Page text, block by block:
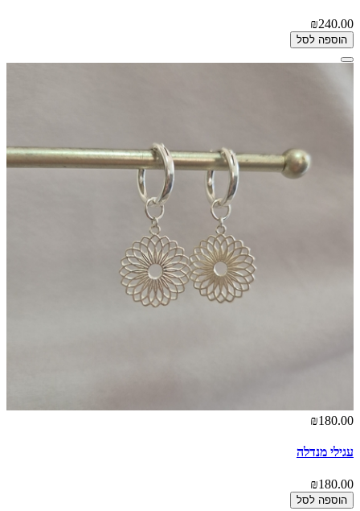
₪240.00
הוספה לסל
₪180.00
עגילי מנדלה
₪180.00
הוספה לסל